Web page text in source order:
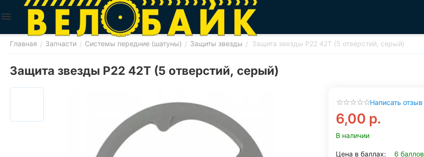
Главная / Запчасти / Системы передние (шатуны) / Защиты звезды / Защита звезды P22 42T (5 отверстий, серый)
Защита звезды P22 42T (5 отверстий, серый)
Написать отзыв
6,00 р.
В наличии
Цена в баллах: 6 баллов